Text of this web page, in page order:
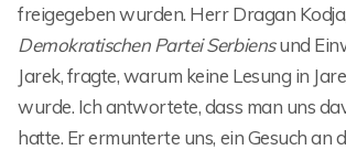
freigegeben wurden. Herr Dragan
Demokratischen Partei Serbiensund
Jarek, fragte, warum keine Lesung in
wurde. Ich antwortete, dass man uns
hatte. Er ermunterte uns, ein Gesuch an